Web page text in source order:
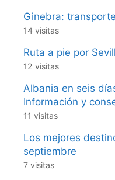
Ginebra:
14 visitas
Ruta a pie por
12 visitas
Albania en seis
Información y
11 visitas
Los mejores
septiembre
7 visitas